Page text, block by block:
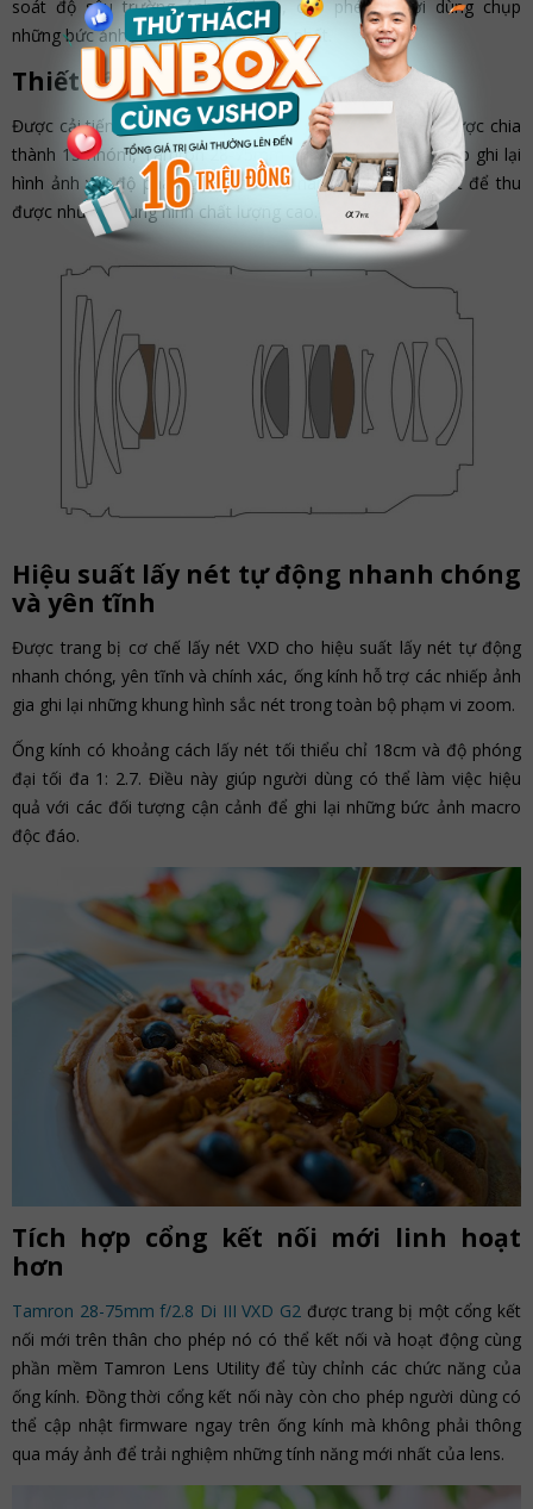
soát độ sâu trường ảnh tốt hơn, cho phép người dùng chụp
những bức ảnh xóa phông ấn tượng nhất.
Thiết kế quang học được cải tiến
Được cải tiến với cấu trúc quang học gồm 17 thấu kính được chia
thành 15 nhóm, Tamron 28-75mm f/2.8 Di III VXD G2 giúp ghi lại
hình ảnh với độ phân giải cao hơn, nâng cao độ sắc nét để thu
được những khung hình chất lượng cao.
Hiệu suất lấy nét tự động nhanh chóng
và yên tĩnh
Được trang bị cơ chế lấy nét VXD cho hiệu suất lấy nét tự động
nhanh chóng, yên tĩnh và chính xác, ống kính hỗ trợ các nhiếp ảnh
gia ghi lại những khung hình sắc nét trong toàn bộ phạm vi zoom.
Ống kính có khoảng cách lấy nét tối thiểu chỉ 18cm và độ phóng
đại tối đa 1: 2.7. Điều này giúp người dùng có thể làm việc hiệu
quả với các đối tượng cận cảnh để ghi lại những bức ảnh macro
độc đáo.
Tích hợp cổng kết nối mới linh hoạt
hơn
Tamron 28-75mm f/2.8 Di III VXD G2 được trang bị một cổng kết
nối mới trên thân cho phép nó có thể kết nối và hoạt động cùng
phần mềm Tamron Lens Utility để tùy chỉnh các chức năng của
ống kính. Đồng thời cổng kết nối này còn cho phép người dùng có
thể cập nhật firmware ngay trên ống kính mà không phải thông
qua máy ảnh để trải nghiệm những tính năng mới nhất của lens.